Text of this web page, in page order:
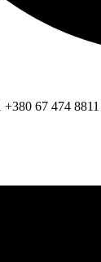
+380 67 474 8811